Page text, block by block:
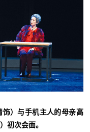
）与手机主人的母亲高
初次会面。